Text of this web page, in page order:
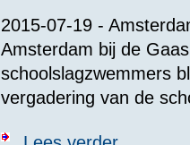
2015-07-19 -
Amsterdam bij de
schoolslagzwemmers
vergadering van de
over